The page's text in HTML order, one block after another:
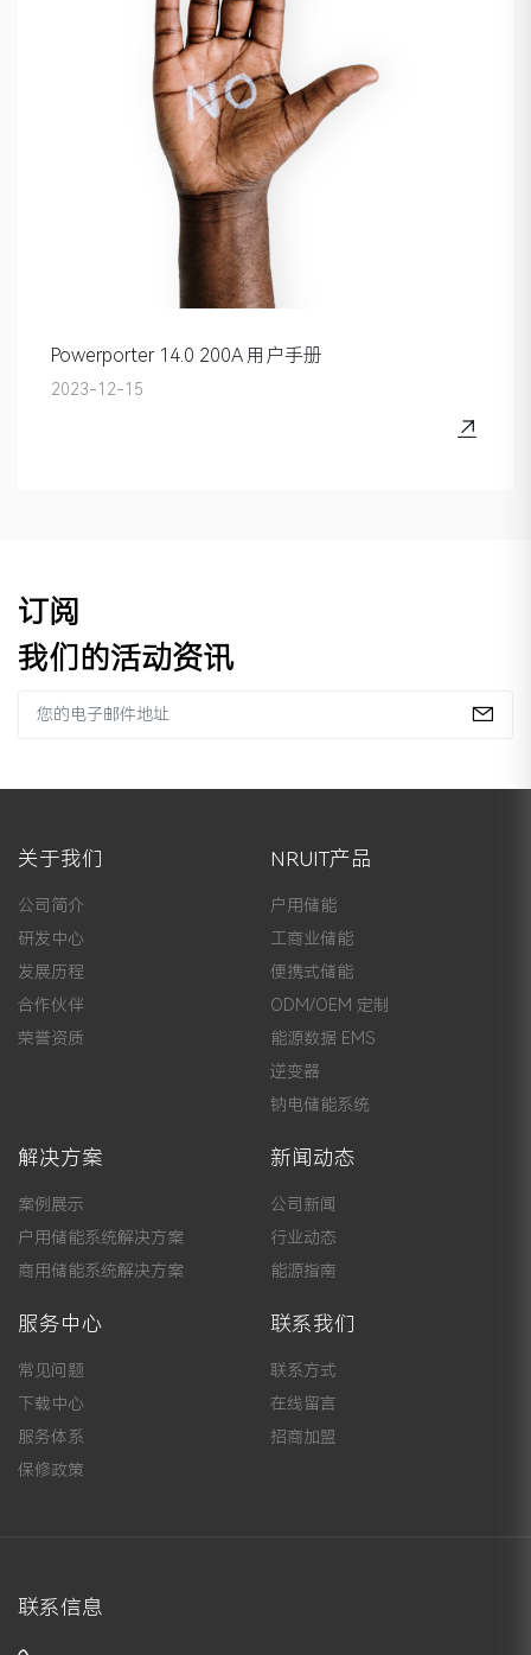
Powerporter 14.0 200A 用户手册
2023-12-15
订阅
我们的活动资讯
关于我们
公司简介
研发中心
发展历程
合作伙伴
荣誉资质
NRUIT产品
户用储能
工商业储能
便携式储能
ODM/OEM 定制
能源数据 EMS
逆变器
钠电储能系统
解决方案
案例展示
户用储能系统解决方案
商用储能系统解决方案
新闻动态
公司新闻
行业动态
能源指南
服务中心
常见问题
下载中心
服务体系
保修政策
联系我们
联系方式
在线留言
招商加盟
联系信息